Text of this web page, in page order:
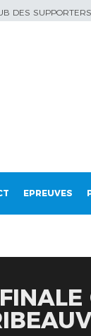
DES SUPPORTERS
EPREUVES